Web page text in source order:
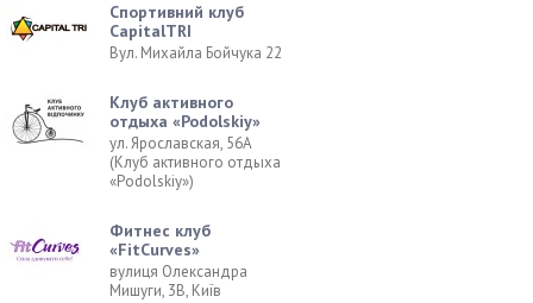
Спортивний клуб
CapitalTRI
Вул. Михайла Бойчука 22
Клуб активного
отдыха «Podolskiy»
ул. Ярославская, 56А
(Клуб активного отдыха
«Podolskiy»)
Фитнес клуб
«FitCurves»
вулиця Олександра
Мишуги, 3В, Київ